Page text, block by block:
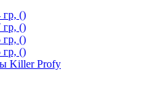
()
()
()
()
Killer Profy